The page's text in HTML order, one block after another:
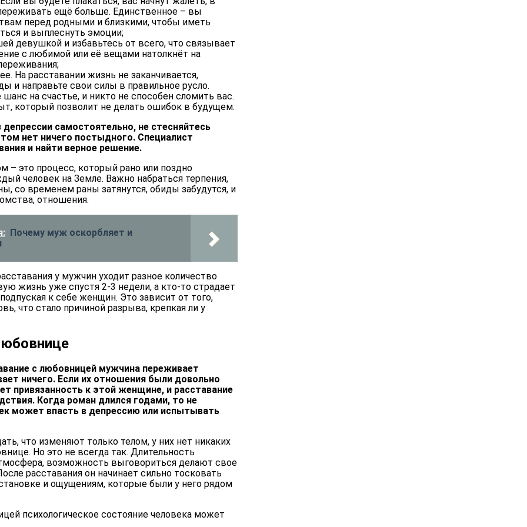
ещё больше. Единственное – вы
перед родными и близкими, чтобы иметь
и выплеснуть эмоции;
девушкой и избавьтесь от всего, что связывает
с любимой или её вещами натолкнёт на
На расставании жизнь не заканчивается,
и направьте свои силы в правильное русло.
на счастье, и никто не способен сломить вас.
который позволит не делать ошибок в будущем.
самостоятельно, не стесняйтесь
нет ничего постыдного. Специалист
и найти верное решение.
это процесс, который рано или поздно
человек на Земле. Важно набраться терпения,
со временем раны затянутся, обиды забудутся, и
отношения.
Почему муж оскорбляет и
у мужчин уходит разное количество
жизнь уже спустя 2-3 недели, а кто-то страдает
к себе женщин. Это зависит от того,
что стало причиной разрыва, крепкая ли у
с любовницей мужчина переживает
ничего. Если их отношения были довольно
привязанность к этой женщине, и расставание
Когда роман длился годами, то не
может впасть в депрессию или испытывать
что изменяют только телом, у них нет никаких
Но это не всегда так. Длительность
возможность выговориться делают свое
расставания он начинает сильно тосковать
и ощущениям, которые были у него рядом
психологическое состояние человека может